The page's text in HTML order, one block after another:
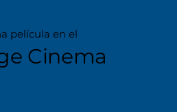
película en el
Cinema